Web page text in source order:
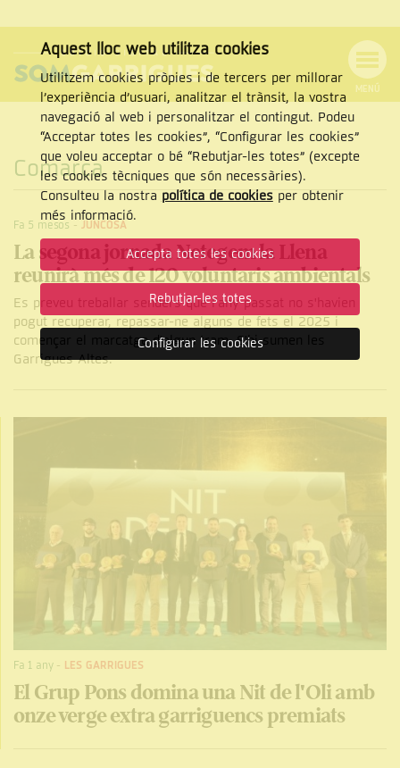
NAVEGACIÓ
MENÚ
Cercar
Comarca
Fa 5 mesos-JUNCOSA
La segona jornada Netegem la Llena
reunirà més de 120 voluntaris ambientals
Es preveu treballar senders que l'any passat no s'havien
pogut recuperar, repassar-ne alguns de fets el 2025 i
començar el marcatge d'algun tram. S'hi sumen les
Garrigues Altes.
Fa 1 any- LES GARRIGUES
El Grup Pons domina una Nit de l'Oli amb
onze verge extra garriguencs premiats
Aquest lloc web utilitza cookies
Utilitzem cookies pròpies i de tercers per millorar
l’experiència d’usuari, analitzar el trànsit, la vostra
navegació al web i personalitzar el contingut. Podeu
“Acceptar totes les cookies”, “Configurar les cookies”
que voleu acceptar o bé “Rebutjar-les totes” (excepte
les cookies tècniques que són necessàries).
Consulteu la nostra política de cookiesper obtenir
més informació.
Accepta totes les cookies
Rebutjar-les totes
Configurar les cookies